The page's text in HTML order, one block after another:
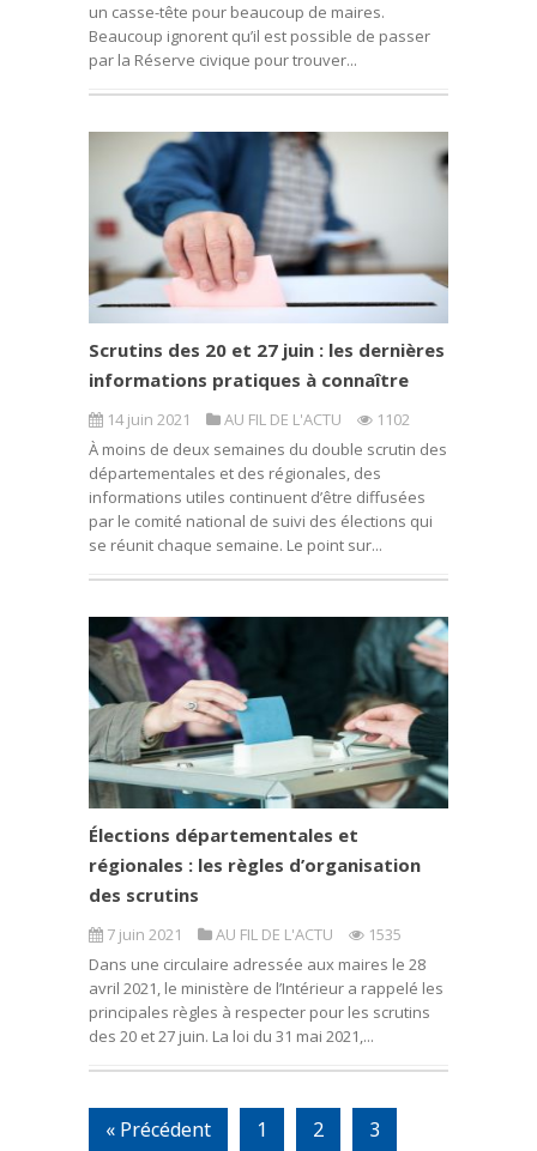
un casse-tête pour beaucoup de maires.
Beaucoup ignorent qu’il est possible de passer
par la Réserve civique pour trouver...
Scrutins des 20 et 27 juin : les dernières
informations pratiques à connaître
14 juin 2021 AU FIL DE L'ACTU
1102
À moins de deux semaines du double scrutin des
départementales et des régionales, des
informations utiles continuent d’être diffusées
par le comité national de suivi des élections qui
se réunit chaque semaine. Le point sur...
Élections départementales et
régionales : les règles d’organisation
des scrutins
7 juin 2021 AU FIL DE L'ACTU
1535
Dans une circulaire adressée aux maires le 28
avril 2021, le ministère de l’Intérieur a rappelé les
principales règles à respecter pour les scrutins
des 20 et 27 juin. La loi du 31 mai 2021,...
« Précédent 1 2 3